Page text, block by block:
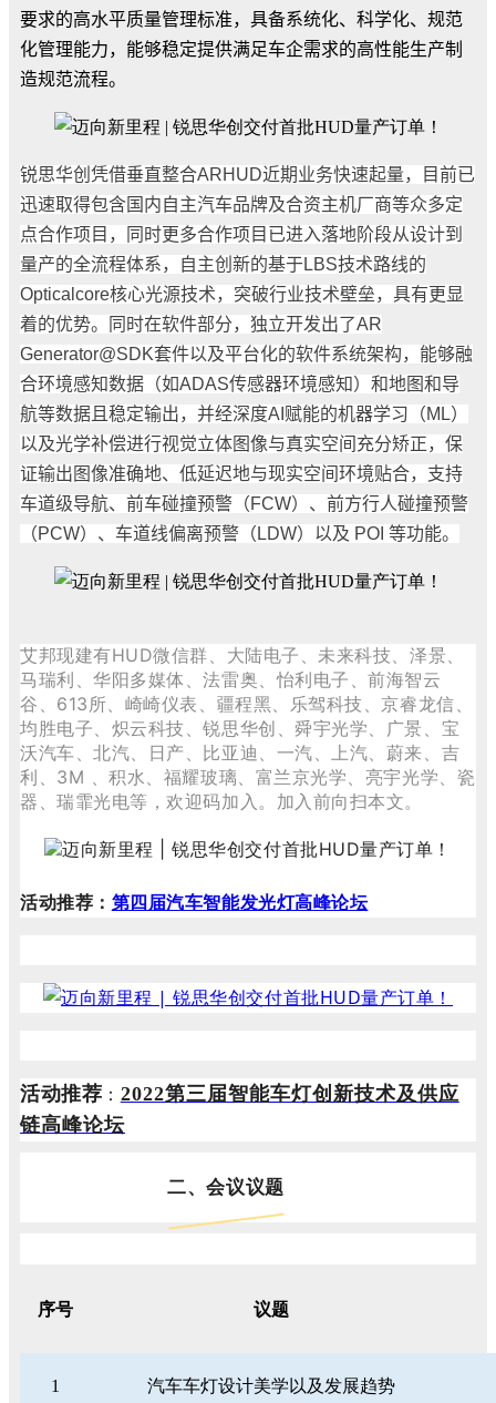
要求的高水平质量管理标准，具备系统化、科学化、规范
化管理能力，能够稳定提供满足车企需求的高性能生产制
造规范流程。
锐思华创凭借垂直整合ARHUD近期业务快速起量，目前已
迅速取得包含国内自主汽车品牌及合资主机厂商等众多定
点合作项目，同时更多合作项目已进入落地阶段从设计到
量产的全流程体系，自主创新的基于LBS技术路线的
Opticalcore核心光源技术，突破行业技术壁垒，具有更显
着的优势。同时在软件部分，独立开发出了AR
Generator@SDK套件以及平台化的软件系统架构，能够融
合环境感知数据（如ADAS传感器环境感知）和地图和导
航等数据且稳定输出，并经深度AI 赋能的机器学习（ML）
以及光学补偿进行视觉立体图像与真实空间充分矫正，保
证输出图像准确地、低延迟地与现实空间环境贴合，支持
车道级导航、前车碰撞预警（FCW）、前方行人碰撞预警
（PCW）、车道线偏离预警（ LDW）以及 POI 等功能。
艾邦现建有HUD微信群、大陆电子、未来科技、泽景、
马瑞利、华阳多媒体、法雷奥、怡利电子、前海智云
谷、613所、崎崎仪表、疆程黑、乐驾科技、京睿龙信、
均胜电子、炽云科技、锐思华创、舜宇光学、广景、宝
沃汽车、北汽、日产、比亚迪、一汽、上汽、蔚来、吉
利、3M 、积水、福耀玻璃、富兰京光学、亮宇光学、瓷
器、瑞霏光电等，欢迎码加入。加入前向扫本文。
活动推荐 ： 第四届汽车智能发光灯高峰论坛
活动推荐 ： 2022第三届智能车灯创新技术及供应
链高峰论坛
二、会议议题
序号 议题
1 汽车车灯设计美学以及发展趋势